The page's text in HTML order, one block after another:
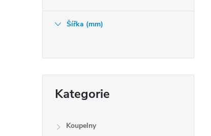
Šířka (mm)
kategorie
Kategorie
Koupelny